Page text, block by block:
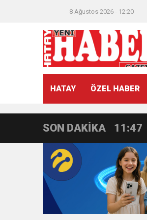
8 Ağustos 2026 - 12:20
HATAY ÖZEL HABER
SON DAKİKA
21:40
11:47
18:55
11:57
21:40